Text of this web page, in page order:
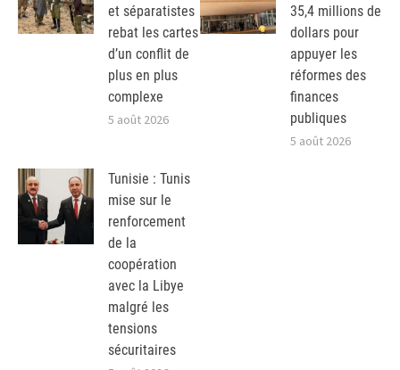
et séparatistes
rebat les cartes
d’un conflit de
plus en plus
complexe
5 août 2026
35,4 millions de
dollars pour
appuyer les
réformes des
finances
publiques
5 août 2026
Tunisie : Tunis
mise sur le
renforcement
de la
coopération
avec la Libye
malgré les
tensions
sécuritaires